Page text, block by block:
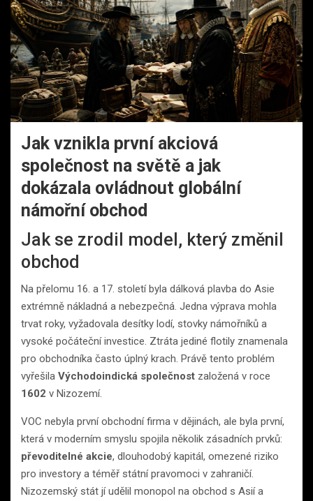
Jak vznikla první akciová
společnost na světě a jak
dokázala ovládnout globální
námořní obchod
Jak se zrodil model, který změnil
obchod
Na přelomu 16. a 17. století byla dálková plavba do Asie
extrémně nákladná a nebezpečná. Jedna výprava mohla
trvat roky, vyžadovala desítky lodí, stovky námořníků a
vysoké počáteční investice. Ztráta jediné flotily znamenala
pro obchodníka často úplný krach. Právě tento problém
vyřešila Východoindická společnost založená v roce
1602 v Nizozemí.
VOC nebyla první obchodní firma v dějinách, ale byla první,
která v moderním smyslu spojila několik zásadních prvků:
převoditelné akcie, dlouhodobý kapitál, omezené riziko
pro investory a téměř státní pravomoci v zahraničí.
Nizozemský stát jí udělil monopol na obchod s Asií a